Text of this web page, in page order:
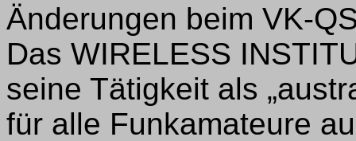
Änderungen beim VK-
Das WIRELESS
seine Tätigkeit als
für alle Funkamateure